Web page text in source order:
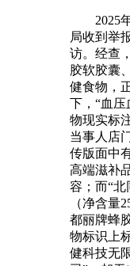
2025年
局收到举
访。经查
胶软胶囊
健食物，
下，“血
物现实标
当事人店
传版面中
高端滋补
容；而“
（净含量
都丽牌蜂
物标识上
健科技无